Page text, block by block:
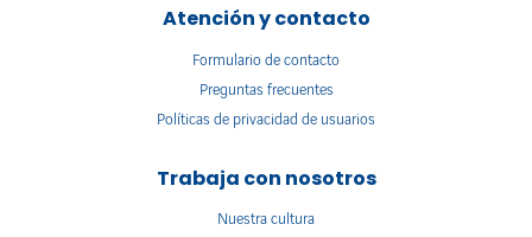
Atención y contacto
Formulario de contacto
Preguntas frecuentes
Políticas de privacidad de usuarios
Trabaja con nosotros
Nuestra cultura